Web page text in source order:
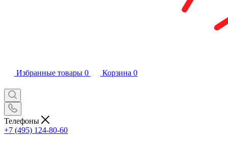
Избранные товары 0 Корзина 0
Телефоны
+7 (495) 124-80-60